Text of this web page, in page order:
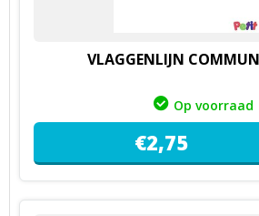
VLAGGENLIJN
Op voorraad
€2,75